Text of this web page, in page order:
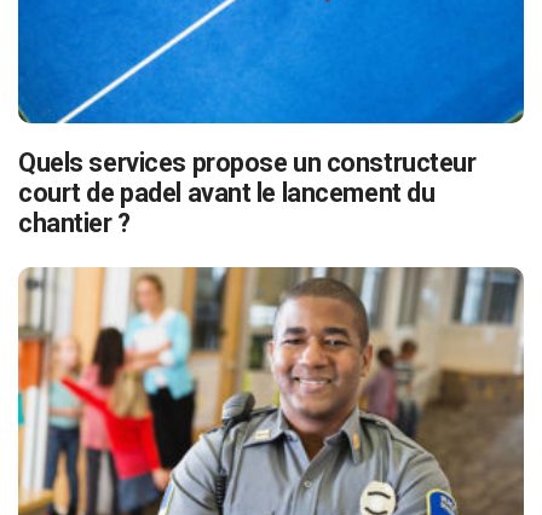
Quels services propose un constructeur
court de padel avant le lancement du
chantier ?